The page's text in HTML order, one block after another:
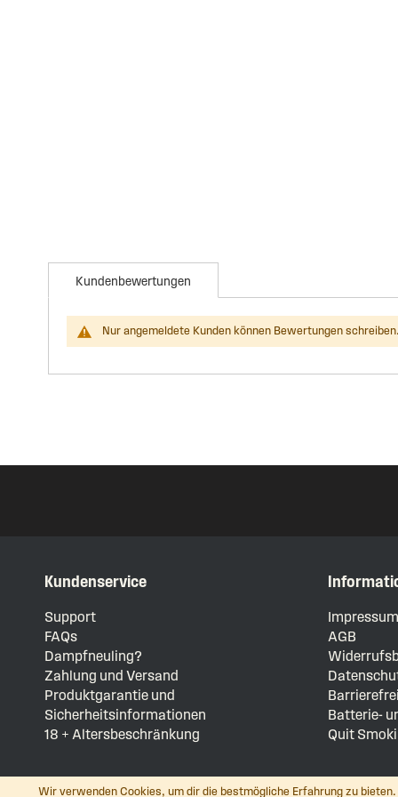
Wir verwenden Cookies, um dir die bestmögliche Erfahrung zu
Kundenbewertungen
Nur angemeldete Kunden können Bewertungen
Kundenservice
Support
FAQs
Dampfneuling?
Zahlung und Versand
Produktgarantie und
Sicherheitsinformationen
18 + Altersbeschränkung
Impressum
AGB
Batterie-
Quit